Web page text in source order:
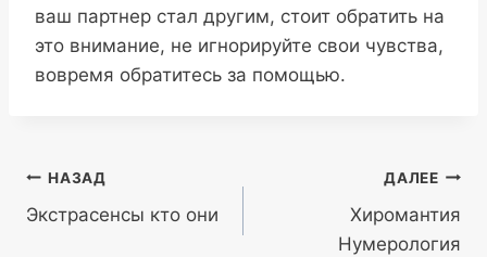
ваш партнер стал другим, стоит обратить на
это внимание, не игнорируйте свои чувства,
вовремя обратитесь за помощью.
Навигация
по
НАЗАД
Экстрасенсы кто они
ДАЛЕЕ
Хиромантия
Нумерология